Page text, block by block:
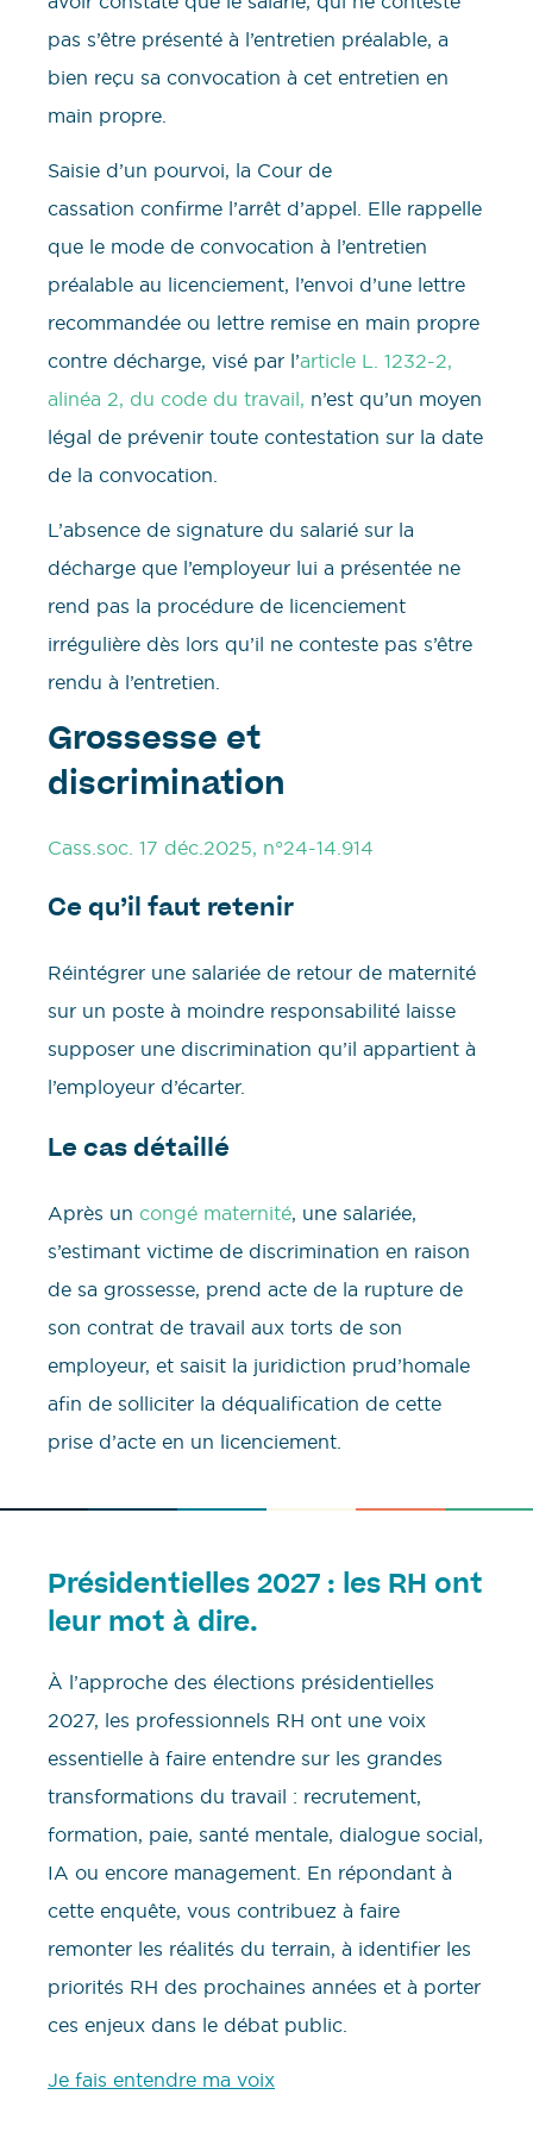
pas s’être présenté à l’entretien préalable, a
bien reçu sa convocation à cet entretien en
main propre.
Saisie d’un pourvoi, la Cour de
cassation confirme l’arrêt d’appel. Elle rappelle
que le mode de convocation à l’entretien
préalable au licenciement, l’envoi d’une lettre
recommandée ou lettre remise en main propre
contre décharge, visé par l’article L. 1232-2,
alinéa 2, du code du travail, n’est qu’un moyen
légal de prévenir toute contestation sur la date
de la convocation.
L’absence de signature du salarié sur la
décharge que l’employeur lui a présentée ne
rend pas la procédure de licenciement
irrégulière dès lors qu’il ne conteste pas s’être
rendu à l’entretien.
Grossesse et
discrimination
Cass.soc. 17 déc.2025, n°24-14.914
Ce qu’il faut retenir
Réintégrer une salariée de retour de maternité
sur un poste à moindre responsabilité laisse
supposer une discrimination qu’il appartient à
l’employeur d’écarter.
Le cas détaillé
Après un congé maternité, une salariée,
s’estimant victime de discrimination en raison
de sa grossesse, prend acte de la rupture de
son contrat de travail aux torts de son
employeur, et saisit la juridiction prud’homale
afin de solliciter la déqualification de cette
prise d’acte en un licenciement.
Présidentielles 2027 : les RH ont
leur mot à dire.
À l’approche des élections présidentielles
2027, les professionnels RH ont une voix
essentielle à faire entendre sur les grandes
transformations du travail : recrutement,
formation, paie, santé mentale, dialogue social,
IA ou encore management. En répondant à
cette enquête, vous contribuez à faire
remonter les réalités du terrain, à identifier les
priorités RH des prochaines années et à porter
ces enjeux dans le débat public.
Je fais entendre ma voix